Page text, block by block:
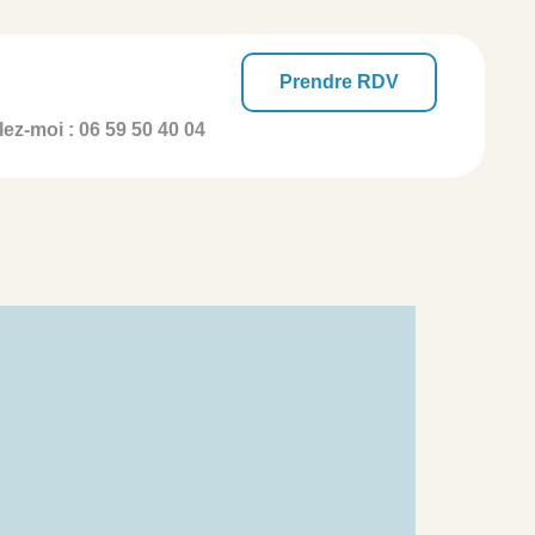
Prendre RDV
moi :06 59 50 40 04